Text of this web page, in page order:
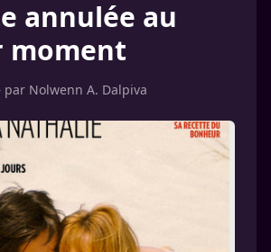
annulée au
moment
par Nolwenn A. Dalpiva